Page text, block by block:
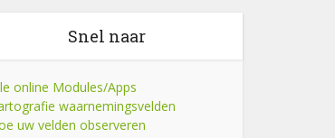
Snel naar
online Modules/Apps
waarnemingsvelden
uw velden observeren